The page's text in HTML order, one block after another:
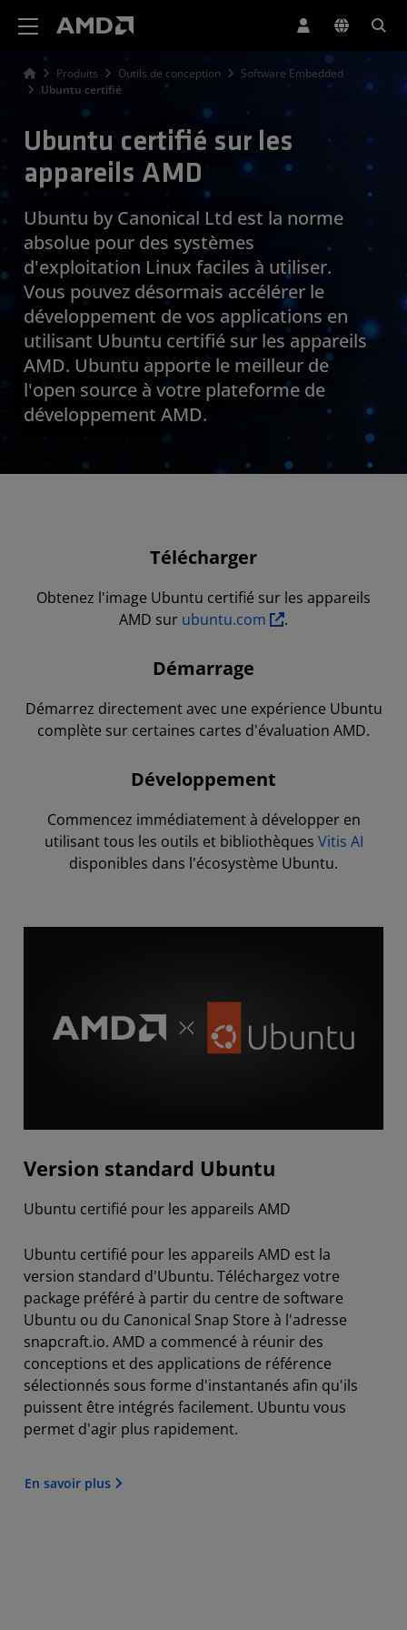
Produits Outils de conception
Software Embedded
Ubuntu certifié
Ubuntu certifié sur les
appareils AMD
Ubuntu by Canonical Ltd est la norme
absolue pour des systèmes
d'exploitation Linux faciles à utiliser.
Vous pouvez désormais accélérer le
développement de vos applications en
utilisant Ubuntu certifié sur les appareils
AMD. Ubuntu apporte le meilleur de
l'open source à votre plateforme de
développement AMD.
Télécharger
Obtenez l'image Ubuntu certifié sur les appareils
AMD sur ubuntu.com .
Démarrage
Démarrez directement avec une expérience Ubuntu
complète sur certaines cartes d'évaluation AMD.
Développement
Commencez immédiatement à développer en
utilisant tous les outils et bibliothèques Vitis AI
disponibles dans l'écosystème Ubuntu.
Version standard Ubuntu
Ubuntu certifié pour les appareils AMD
Ubuntu certifié pour les appareils AMD est la
version standard d'Ubuntu. Téléchargez votre
package préféré à partir du centre de software
Ubuntu ou du Canonical Snap Store à l'adresse
snapcraft.io. AMD a commencé à réunir des
conceptions et des applications de référence
sélectionnés sous forme d'instantanés afin qu'ils
puissent être intégrés facilement. Ubuntu vous
permet d'agir plus rapidement.
En savoir plus